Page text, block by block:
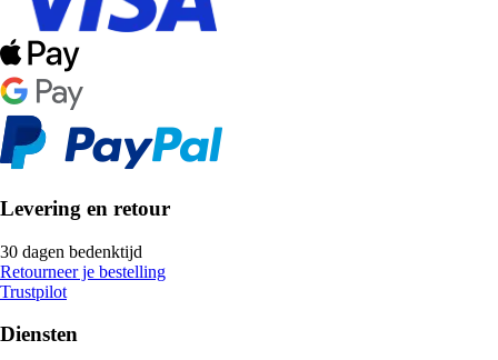
Levering en retour
30 dagen bedenktijd
Retourneer je bestelling
Trustpilot
Diensten